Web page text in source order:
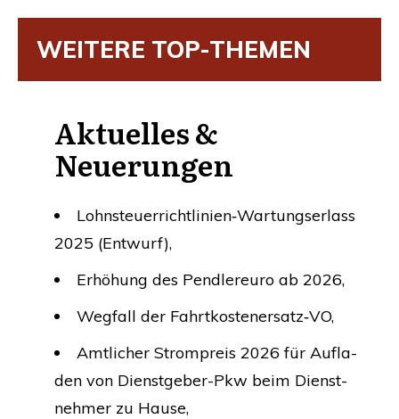
WEI­TE­RE TOP-THEMEN
Aktu­el­les&
Neuerungen
Lohnsteuerrichtlinien‑Wartungserlass
2025 (Ent­wurf),
Erhö­hung des Pend­ler­eu­ro ab 2026,
Weg­fall der Fahrtkostenersatz‑VO,
Amt­li­cher Strom­preis 2026 für Auf­la­
den von Dienst­ge­ber-Pkw beim Dienst­
neh­mer zu Hause,